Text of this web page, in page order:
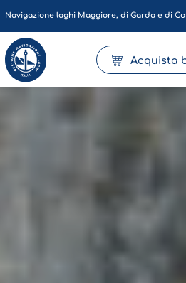
Navigazione laghi Maggiore, di Garda e di
Acquista